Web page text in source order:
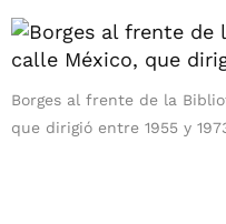
Borges al frente de la
que dirigió entre 1955 y